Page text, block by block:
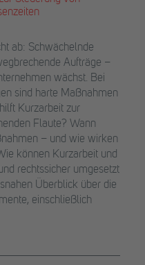
ab: Schwächelnde
Aufträge –
wächst. Bei
sind harte Maßnahmen
Kurzarbeit zur
Flaute? Wann
– und wie wirken
können Kurzarbeit und
rechtssicher umgesetzt
Überblick über die
einschließlich